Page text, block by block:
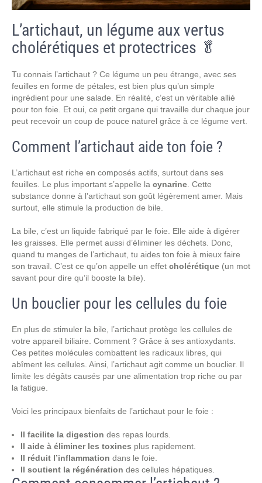
L’artichaut, un légume aux vertus
cholérétiques et protectrices 🥬
Tu connais l’artichaut ? Ce légume un peu étrange, avec ses
feuilles en forme de pétales, est bien plus qu’un simple
ingrédient pour une salade. En réalité, c’est un véritable allié
pour ton foie. Et oui, ce petit organe qui travaille dur chaque jour
peut recevoir un coup de pouce naturel grâce à ce légume vert.
Comment l’artichaut aide ton foie ?
L’artichaut est riche en composés actifs, surtout dans ses
feuilles. Le plus important s’appelle la cynarine . Cette
substance donne à l’artichaut son goût légèrement amer. Mais
surtout, elle stimule la production de bile.
La bile, c’est un liquide fabriqué par le foie. Elle aide à digérer
les graisses. Elle permet aussi d’éliminer les déchets. Donc,
quand tu manges de l’artichaut, tu aides ton foie à mieux faire
son travail. C’est ce qu’on appelle un effet cholérétique (un mot
savant pour dire qu’il booste la bile).
Un bouclier pour les cellules du foie
En plus de stimuler la bile, l’artichaut protège les cellules de
votre appareil biliaire. Comment ? Grâce à ses antioxydants.
Ces petites molécules combattent les radicaux libres, qui
abîment les cellules. Ainsi, l’artichaut agit comme un bouclier. Il
limite les dégâts causés par une alimentation trop riche ou par
la fatigue.
Voici les principaux bienfaits de l’artichaut pour le foie :
Il facilite la digestion des repas lourds.
Il aide à éliminer les toxines plus rapidement.
Il réduit l’inflammation dans le foie.
Il soutient la régénération des cellules hépatiques.